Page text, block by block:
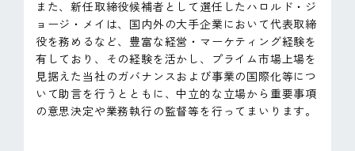
また、新任取締役候補者として選任したハロルド・ジ
ョージ・メイは、国内外の大手企業において代表取締
役を務めるなど、豊富な経営・マーケティング経験を
有しており、その経験を活かし、プライム市場上場を
見据えた当社のガバナンスおよび事業の国際化等につ
いて助言を行うとともに、中立的な立場から重要事項
の意思決定や業務執行の監督等を行ってまいります。